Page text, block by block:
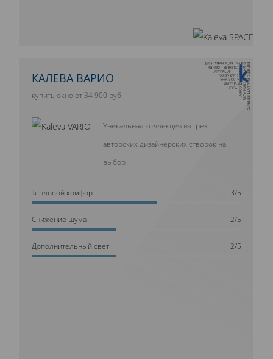
10 ЛЕТ ГАРАНТИИ
КАЛЕВА ВАРИО
купить окно от 34 900 руб.
Уникальная коллекция из трех
авторских дизайнерских створок на
выбор
Тепловой комфорт 3/5
Cнижение шума 2/5
Дополнительный свет 2/5